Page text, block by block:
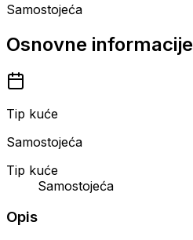
Samostojeća
Osnovne informacije
Tip kuće
Samostojeća
Tip kuće
Samostojeća
Opis